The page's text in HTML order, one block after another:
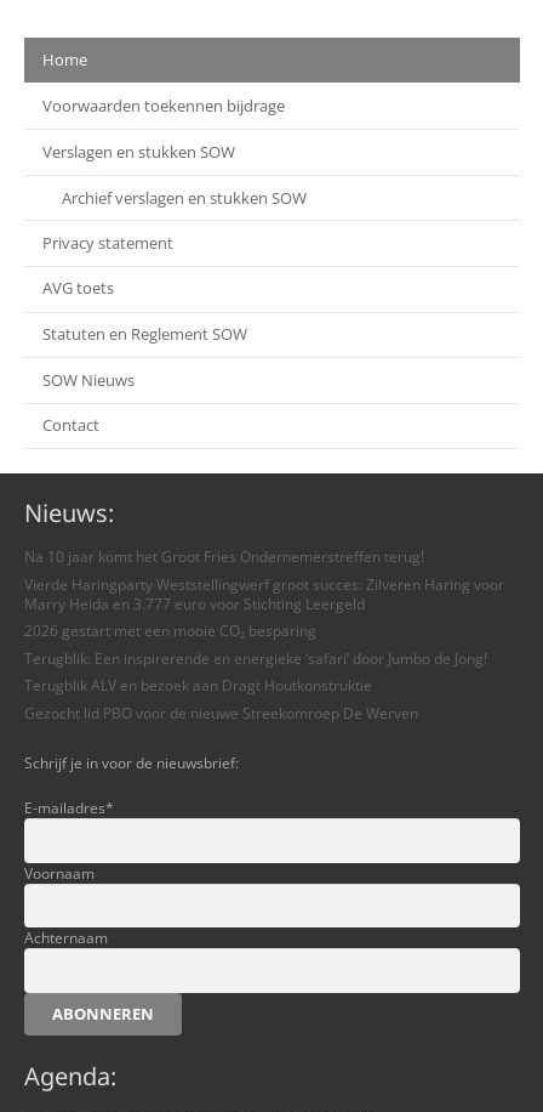
Home
Voorwaarden toekennen bijdrage
Verslagen en stukken SOW
Archief verslagen en stukken SOW
Privacy statement
AVG toets
Statuten en Reglement SOW
SOW Nieuws
Contact
Nieuws:
Na 10 jaar komt het Groot Fries Ondernemerstreffen terug!
Vierde Haringparty Weststellingwerf groot succes: Zilveren Haring voor
Marry Heida en 3.777 euro voor Stichting Leergeld
2026 gestart met een mooie CO₂ besparing
Terugblik: Een inspirerende en energieke ‘safari’ door Jumbo de Jong!
Terugblik ALV en bezoek aan Dragt Houtkonstruktie
Gezocht lid PBO voor de nieuwe Streekomroep De Werven
Schrijf je in voor de nieuwsbrief:
E-mailadres*
Voornaam
Achternaam
ABONNEREN
Agenda: